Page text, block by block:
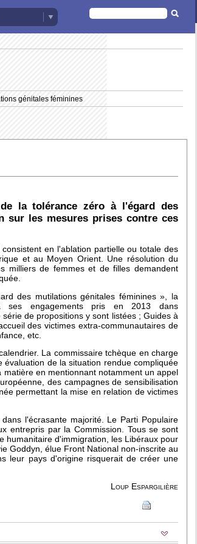
FORMULAIRE
DE
RECHERCHE
génitales féminines
la tolérance zéro à l'égard des
sur les mesures prises contre ces
en l'ablation partielle ou totale des
et au Moyen Orient. Une résolution du
milliers de femmes et de filles demandent
des mutilations génitales féminines », la
ses engagements pris en 2013 dans
de propositions y sont listées ; Guides à
des victimes extra-communautaires de
etc.
La commissaire tchèque en charge
de la situation rendue compliquée
en mentionnant notamment un appel
des campagnes de sensibilisation
permettant la mise en relation de victimes
l'écrasante majorité. Le Parti Populaire
entrepris par la Commission. Tous se sont
humanitaire d'immigration, les Libéraux pour
Goddyn, élue Front National non-inscrite au
leur pays d'origine risquerait de créer une
Loup Espargilière